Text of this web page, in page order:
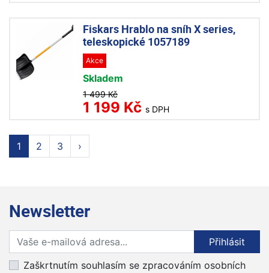
Fiskars Hrablo na sníh X series,
teleskopické 1057189
Akce
Skladem
1 499 Kč
1 199 Kč s DPH
1 2 3 ›
Newsletter
Přihlaste se k odběru novinek
Přihlásit
Zaškrtnutím souhlasím se zpracováním osobních